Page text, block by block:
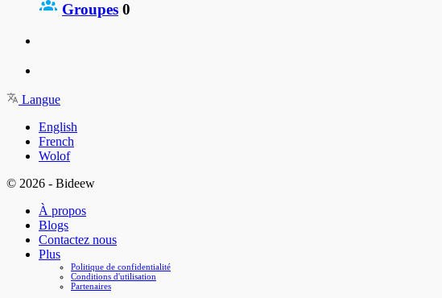
Groupes 0
Langue
English
French
Wolof
© 2026 - Bideew
À propos
Blogs
Contactez nous
Plus
Politique de confidentialité
Conditions d'utilisation
Partenaires